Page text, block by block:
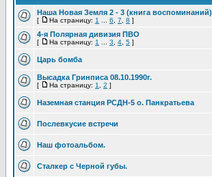
Наша Новая Земля 2 - 3 (книга воспоминаний)
[ На страницу: 1 6 7 8 ]
4-я Полярная дивизия ПВО
[ На страницу: 1 3 4 5 ]
Царь бомба
Высадка Гринписа 08.10.1990г.
[ На страницу: 1 2 ]
Наземная станция РСДН-5 о. Панкратьева
Послевкусие встречи
Наш фотоальбом.
Сталкер с Черной губы.